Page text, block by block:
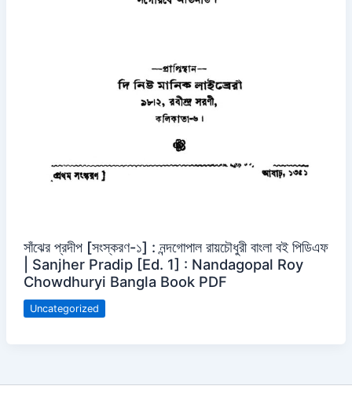
সাঁঝের প্রদীপ [সংস্করণ-১] : নন্দগোপাল রায়চৌধুরী বাংলা বই পিডিএফ
| Sanjher Pradip [Ed. 1] : Nandagopal Roy
Chowdhuryi Bangla Book PDF
Uncategorized